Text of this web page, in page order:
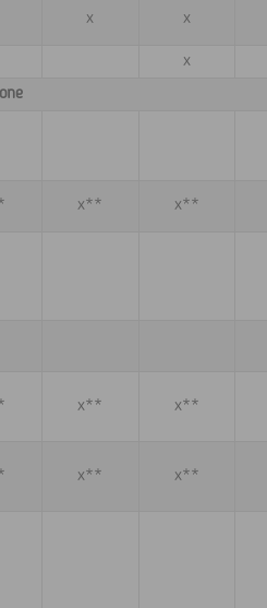
x x
x
x** x**
x** x**
x** x**